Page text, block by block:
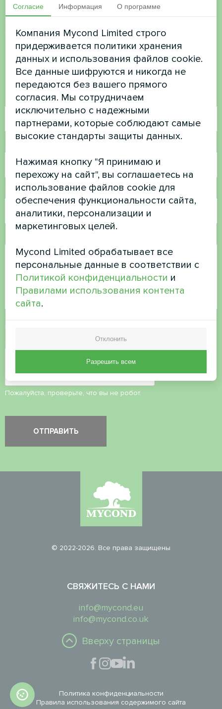
Хотите купить или у вас
есть вопросы?
Свяжитесь с нами, и мы поможем вам
Имя
Электронная почта
Пожалуйста, проверьте, что вы не робот.
© 2022-2026. Все права защищены
СВЯЖИТЕСЬ С НАМИ
info@mycond.eu
info@mycond.co.uk
Вверху страницы
Политика конфиденциальности
Правила использования содержимого сайта
Согласие Информация О программе
Компания Mycond Limited строго
придерживается политики хранения
данных и использования файлов cookie.
Все данные шифруются и никогда не
передаются без вашего прямого
согласия. Мы сотрудничаем
исключительно с надежными
партнерами, которые соблюдают самые
высокие стандарты защиты данных.
Нажимая кнопку "Я принимаю и
перехожу на сайт", вы соглашаетесь на
использование файлов cookie для
обеспечения функциональности сайта,
аналитики, персонализации и
маркетинговых целей.
Mycond Limited обрабатывает все
персональные данные в соответствии с
Политикой конфиденциальности и
Правилами использования контента
сайта.
Отклонить
Разрешить всем